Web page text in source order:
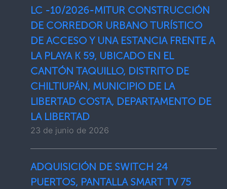
LC -10/2026-MITUR CONSTRUCCIÓN
DE CORREDOR URBANO TURÍSTICO
DE ACCESO Y UNA ESTANCIA FRENTE A
LA PLAYA K 59, UBICADO EN EL
CANTÓN TAQUILLO, DISTRITO DE
CHILTIUPÁN, MUNICIPIO DE LA
LIBERTAD COSTA, DEPARTAMENTO DE
LA LIBERTAD
23 de junio de 2026
ADQUISICIÓN DE SWITCH 24
PUERTOS, PANTALLA SMART TV 75